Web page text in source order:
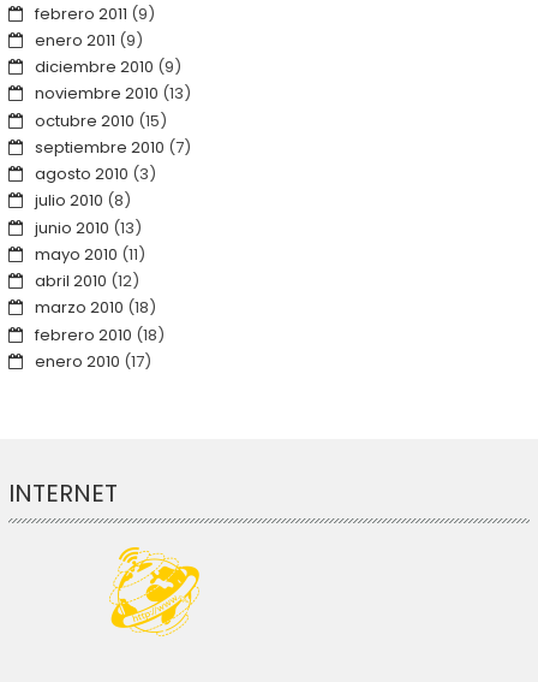
febrero 2011 (9)
enero 2011 (9)
diciembre 2010 (9)
noviembre 2010 (13)
octubre 2010 (15)
septiembre 2010 (7)
agosto 2010 (3)
julio 2010 (8)
junio 2010 (13)
mayo 2010 (11)
abril 2010 (12)
marzo 2010 (18)
febrero 2010 (18)
enero 2010 (17)
INTERNET